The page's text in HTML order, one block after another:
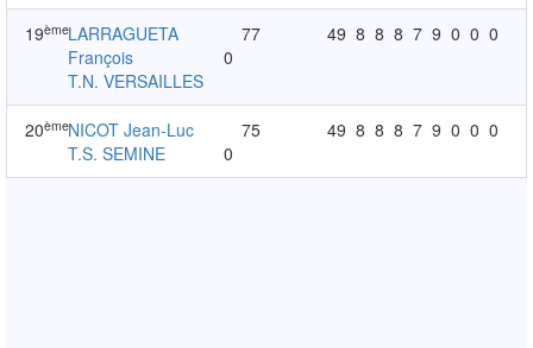
19èmeLARRAGUETA
François
T.N. VERSAILLES
77 49 8 8 8 7 9 0 0 0
0
20èmeNICOT Jean-Luc
T.S. SEMINE
75 49 8 8 8 7 9 0 0 0
0